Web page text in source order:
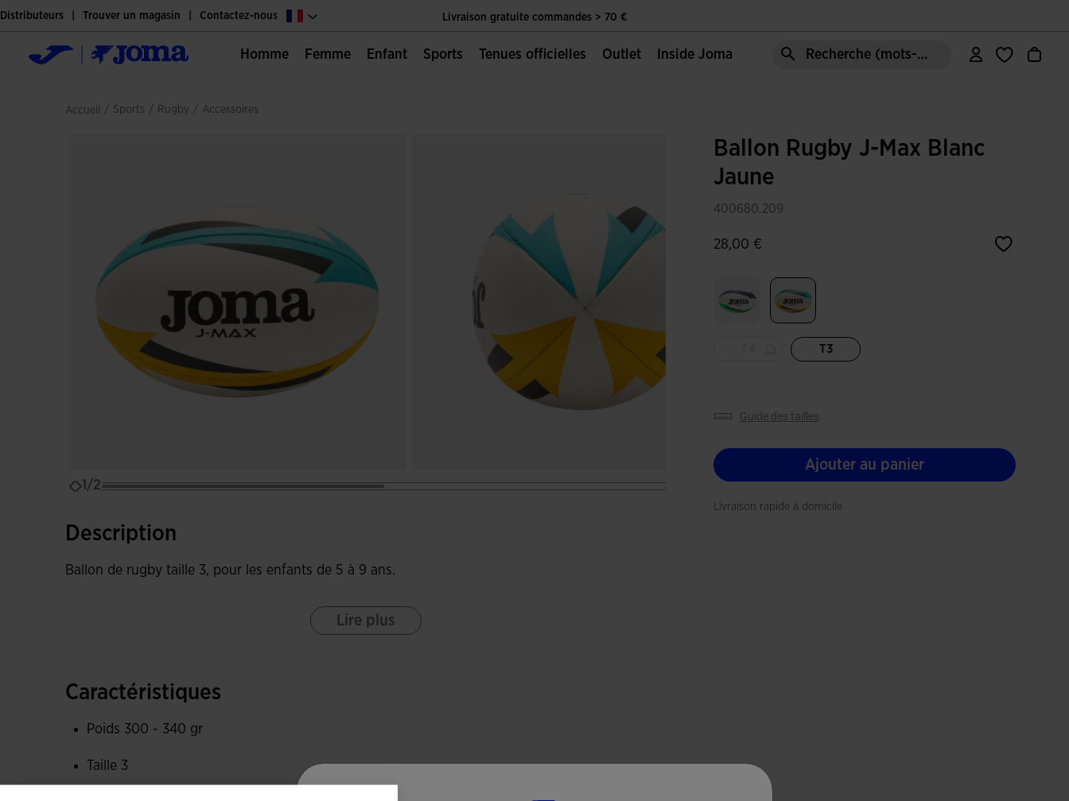
Livraison gratuite commandes > 70 €
Unique Page Officielle de Joma Sport
Distributeurs Trouver un magasin Contactez-nous
Homme Femme Enfant Sports Tenues officielles Outlet Inside Joma Recherche (mots-clés, etc.)
Accueil / sports / rugby / accessoires
1/2
Description
Ballon de rugby taille 3, pour les enfants de 5 à 9 ans.
Lire plus
Caractéristiques
Poids 300 - 340 gr
Taille 3
Ballon Rugby J-Max Blanc
Jaune
400680.209
28,00 €
T3
guide des tailles
Ajouter au panier
Livraison rapide à domicile